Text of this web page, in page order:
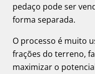
pedaço pode ser
forma separada.
O processo é muito
frações do terreno,
maximizar o